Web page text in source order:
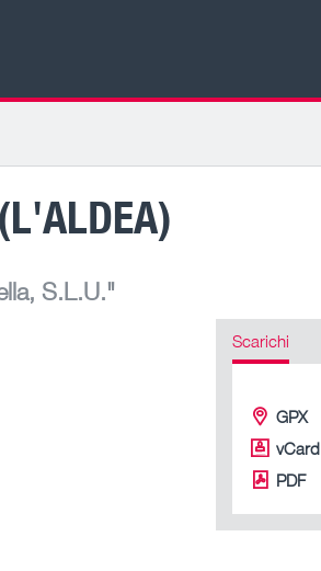
S.L.U."
Scarichi
GPX
vCard
PDF